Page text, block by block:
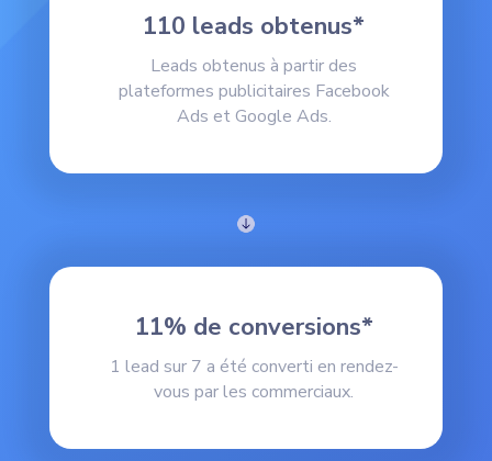
110 leads obtenus*
Leads obtenus à partir des
plateformes publicitaires Facebook
Ads et Google Ads.
11% de conversions*
1 lead sur 7 a été converti en rendez-
vous par les commerciaux.